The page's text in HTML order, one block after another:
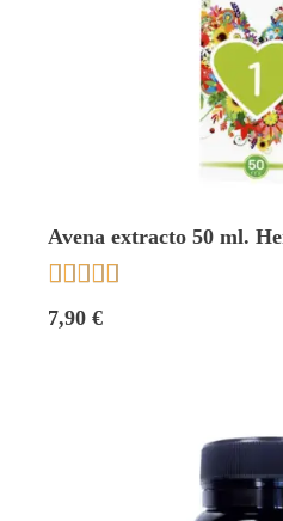
Avena extracto 50 ml.

7,90 €